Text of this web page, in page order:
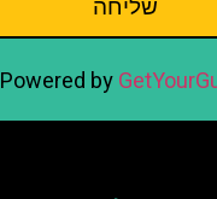
שליחה
Powered by